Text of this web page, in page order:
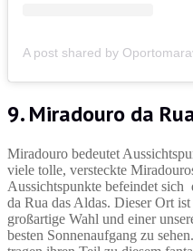
9. Miradouro da
Miradouro bedeutet
viele tolle, versteckte
Aussichtspunkte befeindet
da Rua das Aldas. Dieser Ort
großartige Wahl und einer
besten Sonnenaufgang zu